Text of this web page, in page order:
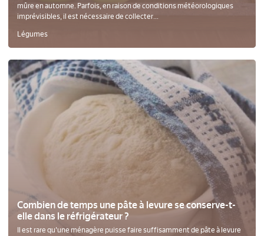
mûre en automne. Parfois, en raison de conditions météorologiques
imprévisibles, il est nécessaire de collecter...
Légumes
Combien de temps une pâte à levure se conserve-t-
elle dans le réfrigérateur ?
Il est rare qu'une ménagère puisse faire suffisamment de pâte à levure